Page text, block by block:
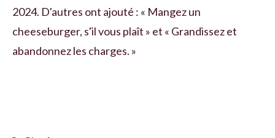
2024. D'autres ont ajouté : « Mangez un
cheeseburger, s'il vous plaît » et « Grandissez et
abandonnez les charges. »